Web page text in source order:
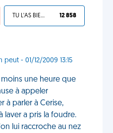
TU L'AS BIEN MÉRITÉ 12 858
- 01/12/2009 13:15
une heure que
à appeler
à parler à Cerise,
laver a pris la foudre.
lui raccroche au nez